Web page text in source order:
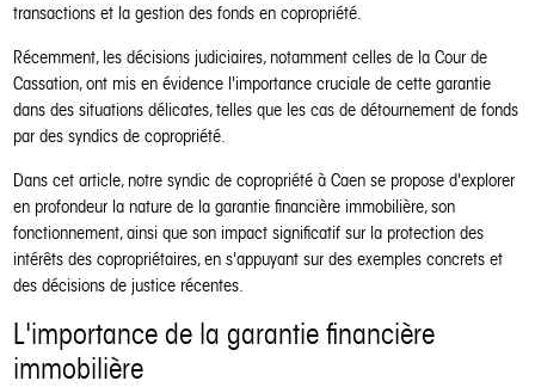
transactions et la gestion des fonds en copropriété.
Récemment, les décisions judiciaires, notamment celles de la Cour de
Cassation, ont mis en évidence l'importance cruciale de cette garantie
dans des situations délicates, telles que les cas de détournement de fonds
par des syndics de copropriété.
Dans cet article, notre syndic de copropriété à Caen se propose d'explorer
en profondeur la nature de la garantie financière immobilière, son
fonctionnement, ainsi que son impact significatif sur la protection des
intérêts des copropriétaires, en s'appuyant sur des exemples concrets et
des décisions de justice récentes.
L'importance de la garantie financière
immobilière